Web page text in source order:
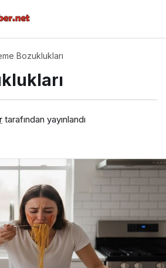
Bozuklukları
tarafından yayınlandı
ile Dertleşmenin Görünmeyen